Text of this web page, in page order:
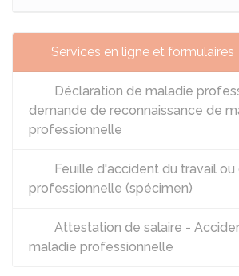
Services en ligne et formulaires
Déclaration de maladie
demande de reconnaissance de
professionnelle
Feuille d'accident du travail
professionnelle (spécimen)
Attestation de salaire -
maladie professionnelle